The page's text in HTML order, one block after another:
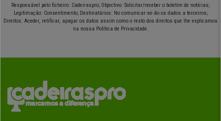
Responsável pelo ficheiro: Cadeiraspro; Objectivo: Solicitar/receber o boletim de notícias;
Legitimação: Consentimento; Destinatários: No comunicar-se-ão os dados a terceiros;
Direitos: Aceder, retificar, apagar os datos assim como o resto dos direitos que lhe explicamos
na nossa Política de Privacidade.